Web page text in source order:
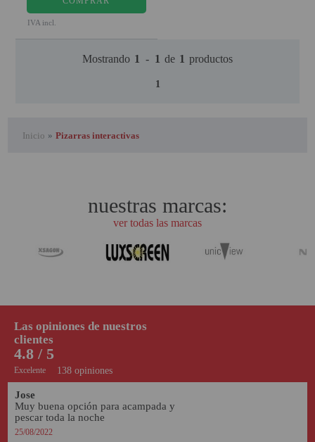
PROYECTOR PARA EL
MUNDIAL 2026
PROYECTOR PARA FUTBOL
PROYECTORES 2K O 4K
OFERTAS DESTACADAS
TIPOS DE PROYECTOR
PANTALLAS DE
SOPORTE PARA PROYECTOR
CABLES Y ACCESORIOS
Atención Pedidos:
951 10 21 22
IVA incl.
Mostrando 1 - 1 de 1 productos
1
Inicio » Pizarras interactivas
nuestras marcas:
ver todas las marcas
138 opiniones
4.8 / 5
Excelente
Las opiniones de nuestros
clientes
Jose
Muy buena opción para acampada y
pescar toda la noche
25/08/2022